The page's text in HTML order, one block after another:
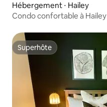
Hébergement ⋅ Hailey
Condo confortable à Hailey
Superhôte
Superhôte